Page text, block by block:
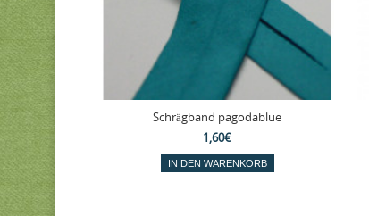
Schrägband pagodablue
1,60€
IN DEN WARENKORB